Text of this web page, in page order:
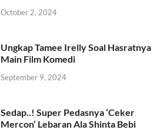
October 2, 2024
Ungkap Tamee Irelly Soal Hasratnya
Main Film Komedi
September 9, 2024
Sedap..! Super Pedasnya ‘Ceker
Mercon’ Lebaran Ala Shinta Bebi